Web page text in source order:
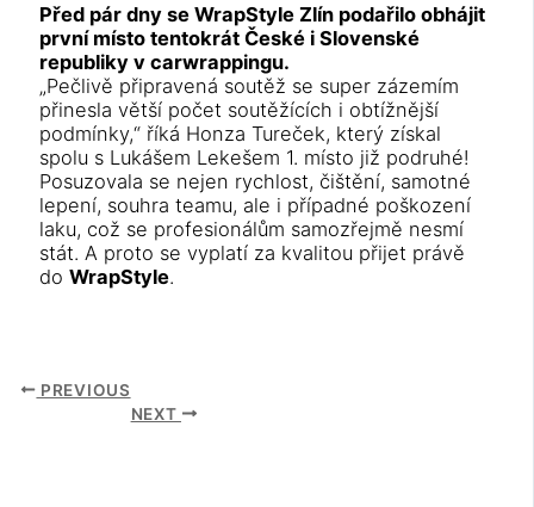
Před pár dny se WrapStyle Zlín podařilo obhájit
první místo tentokrát České i Slovenské
republiky v carwrappingu.
„Pečlivě připravená soutěž se super zázemím
přinesla větší počet soutěžících i obtížnější
podmínky,“ říká Honza Tureček, který získal
spolu s Lukášem Lekešem 1. místo již podruhé!
Posuzovala se nejen rychlost, čištění, samotné
lepení, souhra teamu, ale i případné poškození
laku, což se profesionálům samozřejmě nesmí
stát. A proto se vyplatí za kvalitou přijet právě
doWrapStyle.
PREVIOUS
NEXT